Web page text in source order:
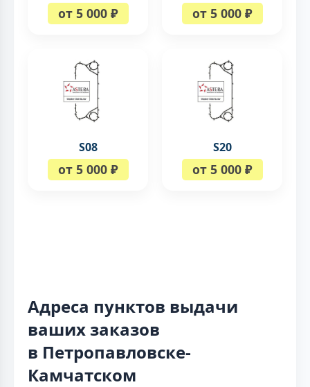
от 5 000 ₽ от 5 000 ₽
S08
от 5 000 ₽
S20
от 5 000 ₽
Адреса пунктов выдачи
ваших заказов
в Петропавловске-
Камчатском